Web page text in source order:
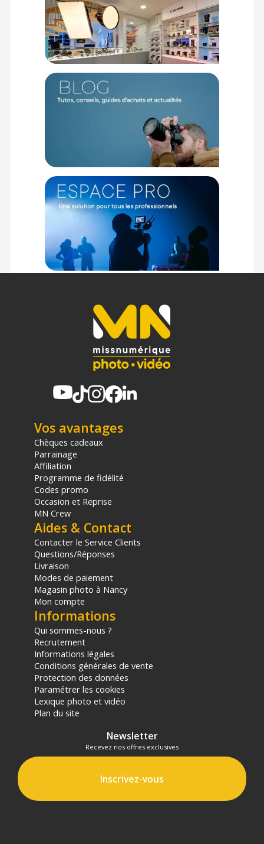
Vos avantages
Chèques cadeaux
Parrainage
Affiliation
Programme de fidélité
Codes promo
Occasion et Reprise
MN Crew
Aides & Contact
Contacter le Service Clients
Questions/Réponses
Livraison
Modes de paiement
Magasin photo à Nancy
Mon compte
Informations
Qui sommes-nous ?
Recrutement
Informations légales
Conditions générales de vente
Protection des données
Paramétrer les cookies
Lexique photo et vidéo
Plan du site
Newsletter
Recevez nos offres exclusives
Inscrivez-vous